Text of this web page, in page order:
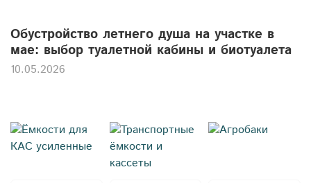
Обустройство летнего душа на участке в
мае: выбор туалетной кабины и биотуалета
10.05.2026